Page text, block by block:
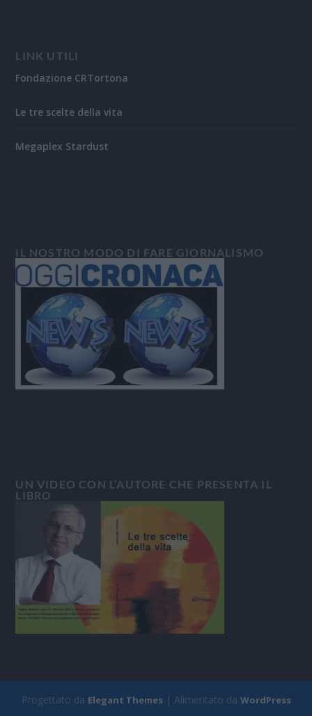
LINK UTILI
Fondazione CRTortona
Le tre scelte della vita
Megaplex Stardust
IL NOSTRO MODO DI FARE GIORNALISMO
UN VIDEO CON L’AUTORE CHE PRESENTA IL
LIBRO
Progettato da Elegant Themes| Alimentato da WordPress